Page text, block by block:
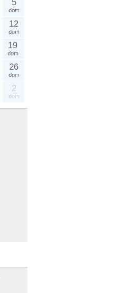
5
dom
12
dom
19
dom
26
dom
2
dom